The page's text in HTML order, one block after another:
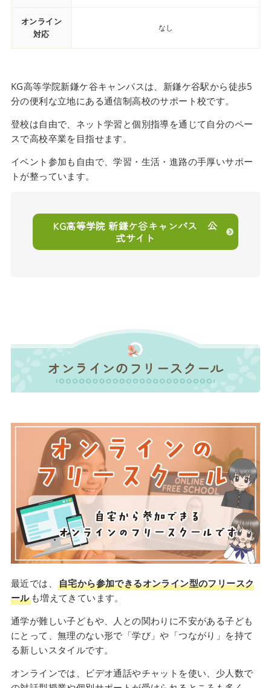
オンライン
対応
なし
KG高等学院新鎌ケ谷キャンパスは、新鎌ケ谷駅から徒歩5
分の便利な立地にある通信制高校のサポート校です。
登校は自由で、ネット学習と個別指導を通じて自分のペー
スで高校卒業を目指せます。
イベント参加も自由で、学習・生活・進路の手厚いサポー
トが整っています。
KG高等学院 新鎌ケ谷キャンパス 公
式サイト
オンラインのフリースクール
最近では、 自宅から参加できるオンライン型のフリースク
ールも増えてきています。
通学が難しい子どもや、人との関わりに不安がある子ども
にとって、無理のない形で「学び」や「つながり」を持て
る新しいスタイルです。
オンラインでは、ビデオ通話やチャットを使い、少人数で